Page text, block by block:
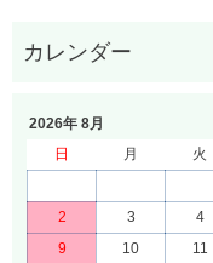
2026年 8月
日
月 火
2
3 4
9
10 11